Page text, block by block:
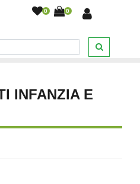
0 0
e modellismo
Infanzia e
INFANZIA E